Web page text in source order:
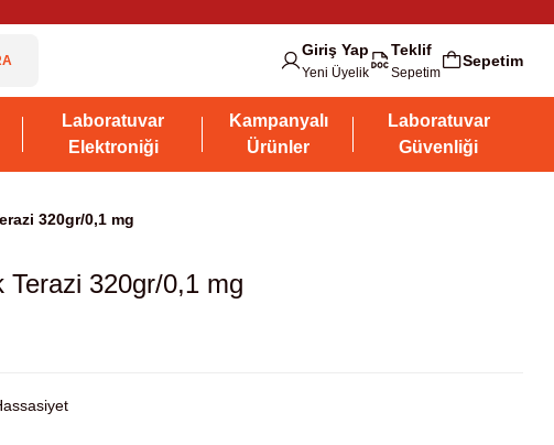
Giriş Yap
Yeni Üyelik
Teklif
Sepetim
Sepetim
Laboratuvar
Elektroniği
Kampanyalı
Ürünler
Laboratuvar
Güvenliği
320gr/0,1 mg
Terazi 320gr/0,1 mg